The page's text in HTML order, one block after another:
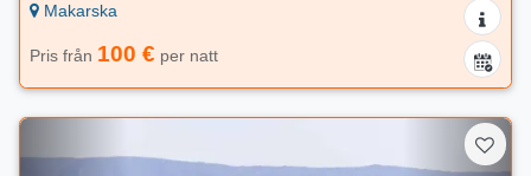
Makarska
Pris från 100 € per natt